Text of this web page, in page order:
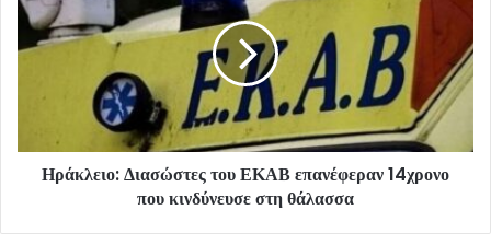
Ηράκλειο: Διασώστες του ΕΚΑΒ επανέφεραν 14χρονο
που κινδύνευσε στη θάλασσα